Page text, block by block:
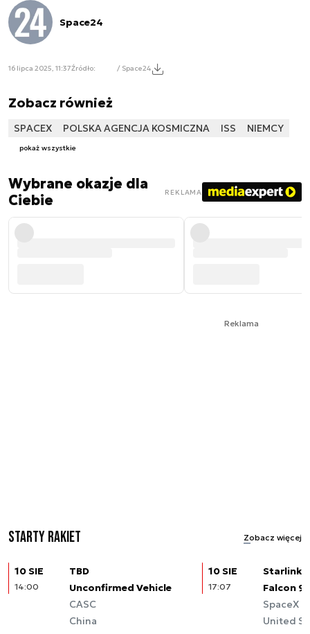
Space24
16 lipca 2025, 11:37Źródło: / Space24
Zobacz również
SPACEX POLSKA AGENCJA KOSMICZNA ISS NIEMCY
pokaż wszystkie
Wybrane okazje dla
Ciebie
REKLAMA
Reklama
Starty rakiet Zobacz więcej
10 SIE
14:00
TBD
Unconfirmed Vehicle
CASC
China
10 SIE
17:07
Starlink
Falcon 9
SpaceX
United